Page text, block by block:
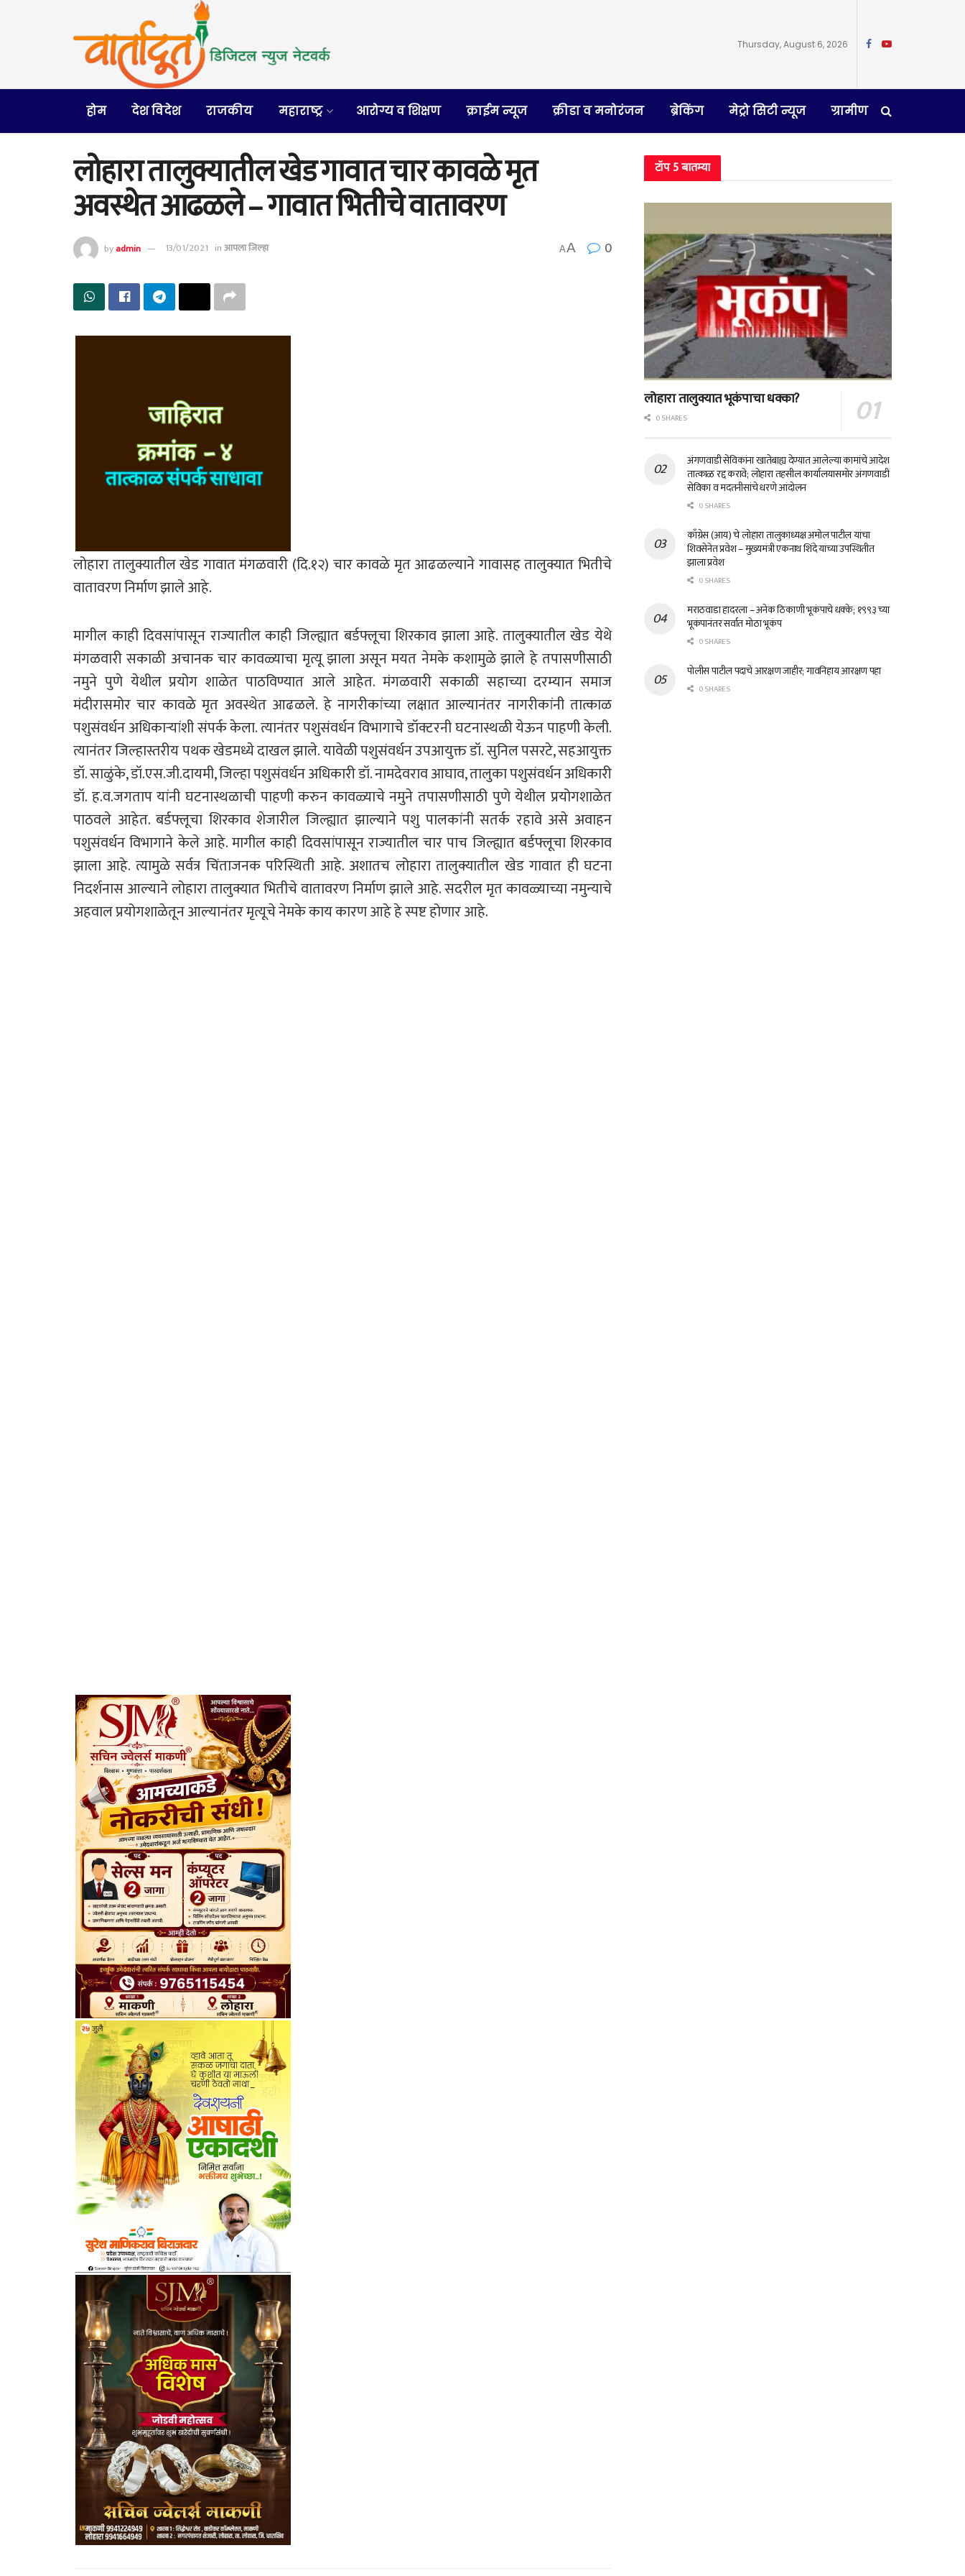
Thursday, August 6, 2026
होम देश विदेश राजकीय महाराष्ट्र आरोग्य व शिक्षण क्राईम न्यूज क्रीडा व मनोरंजन ब्रेकिंग मेट्रो सिटी न्यूज ग्रामीण
लोहारा तालुक्यातील खेड गावात चार कावळे मृत
अवस्थेत आढळले – गावात भितीचे वातावरण
byadmin 13/01/2021 inआपला जिल्हा AA 0
लोहारा तालुक्यातील खेड गावात मंगळवारी (दि.१२) चार कावळे मृत आढळल्याने गावासह तालुक्यात भितीचे
वातावरण निर्माण झाले आहे.
मागील काही दिवसांपासून राज्यातील काही जिल्ह्यात बर्डफ्लूचा शिरकाव झाला आहे. तालुक्यातील खेड येथे
मंगळवारी सकाळी अचानक चार कावळ्याचा मृत्यू झाला असून मयत नेमके कशामुळे झाले हे तपासणीसाठी
नमुने पुणे येथील प्रयोग शाळेत पाठविण्यात आले आहेत. मंगळवारी सकाळी सहाच्या दरम्यान समाज
मंदीरासमोर चार कावळे मृत अवस्थेत आढळले. हे नागरीकांच्या लक्षात आल्यानंतर नागरीकांनी तात्काळ
पशुसंवर्धन अधिकाऱ्यांशी संपर्क केला. त्यानंतर पशुसंवर्धन विभागाचे डॉक्टरनी घटनास्थळी येऊन पाहणी केली.
त्यानंतर जिल्हास्तरीय पथक खेडमध्ये दाखल झाले. यावेळी पशुसंवर्धन उपआयुक्त डॉ. सुनिल पसरटे, सहआयुक्त
डॉ. साळुंके, डॉ.एस.जी.दायमी, जिल्हा पशुसंवर्धन अधिकारी डॉ. नामदेवराव आघाव, तालुका पशुसंवर्धन अधिकारी
डॉ. ह.व.जगताप यांनी घटनास्थळाची पाहणी करुन कावळ्याचे नमुने तपासणीसाठी पुणे येथील प्रयोगशाळेत
पाठवले आहेत. बर्डफ्लूचा शिरकाव शेजारील जिल्ह्यात झाल्याने पशु पालकांनी सतर्क रहावे असे अवाहन
पशुसंवर्धन विभागाने केले आहे. मागील काही दिवसांपासून राज्यातील चार पाच जिल्ह्यात बर्डफ्लूचा शिरकाव
झाला आहे. त्यामुळे सर्वत्र चिंताजनक परिस्थिती आहे. अशातच लोहारा तालुक्यातील खेड गावात ही घटना
निदर्शनास आल्याने लोहारा तालुक्यात भितीचे वातावरण निर्माण झाले आहे. सदरील मृत कावळ्याच्या नमुन्याचे
अहवाल प्रयोगशाळेतून आल्यानंतर मृत्यूचे नेमके काय कारण आहे हे स्पष्ट होणार आहे.
टॉप 5 बातम्या
लोहारा तालुक्यात भूकंपाचा धक्का?
0 SHARES
अंगणवाडी सेविकांना खातेबाह्य देण्यात आलेल्या कामांचे आदेश
तात्काळ रद्द करावे; लोहारा तहसील कार्यालयासमोर अंगणवाडी
सेविका व मदतनीसांचे धरणे आंदोलन
0 SHARES
काँग्रेस (आय) चे लोहारा तालुकाध्यक्ष अमोल पाटील यांचा
शिवसेनेत प्रवेश – मुख्यमंत्री एकनाथ शिंदे यांच्या उपस्थितीत
झाला प्रवेश
0 SHARES
मराठवाडा हादरला – अनेक ठिकाणी भूकंपाचे धक्के; १९९३ च्या
भूकंपानंतर सर्वात मोठा भूकंप
0 SHARES
पोलीस पाटील पदाचे आरक्षण जाहीर; गावनिहाय आरक्षण पहा
0 SHARES